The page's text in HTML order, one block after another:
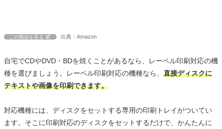
この商品を見る 出典：Amazon
自宅でCDやDVD・BDを焼くことがあるなら、レーベル印刷対応の機
種を選びましょう。レーベル印刷対応の機種なら、 直接ディスクに
テキストや画像を印刷できます。
対応機種には、ディスクをセットする専用の印刷トレイがついてい
ます。そこに印刷対応のディスクをセットするだけで、かんたんに